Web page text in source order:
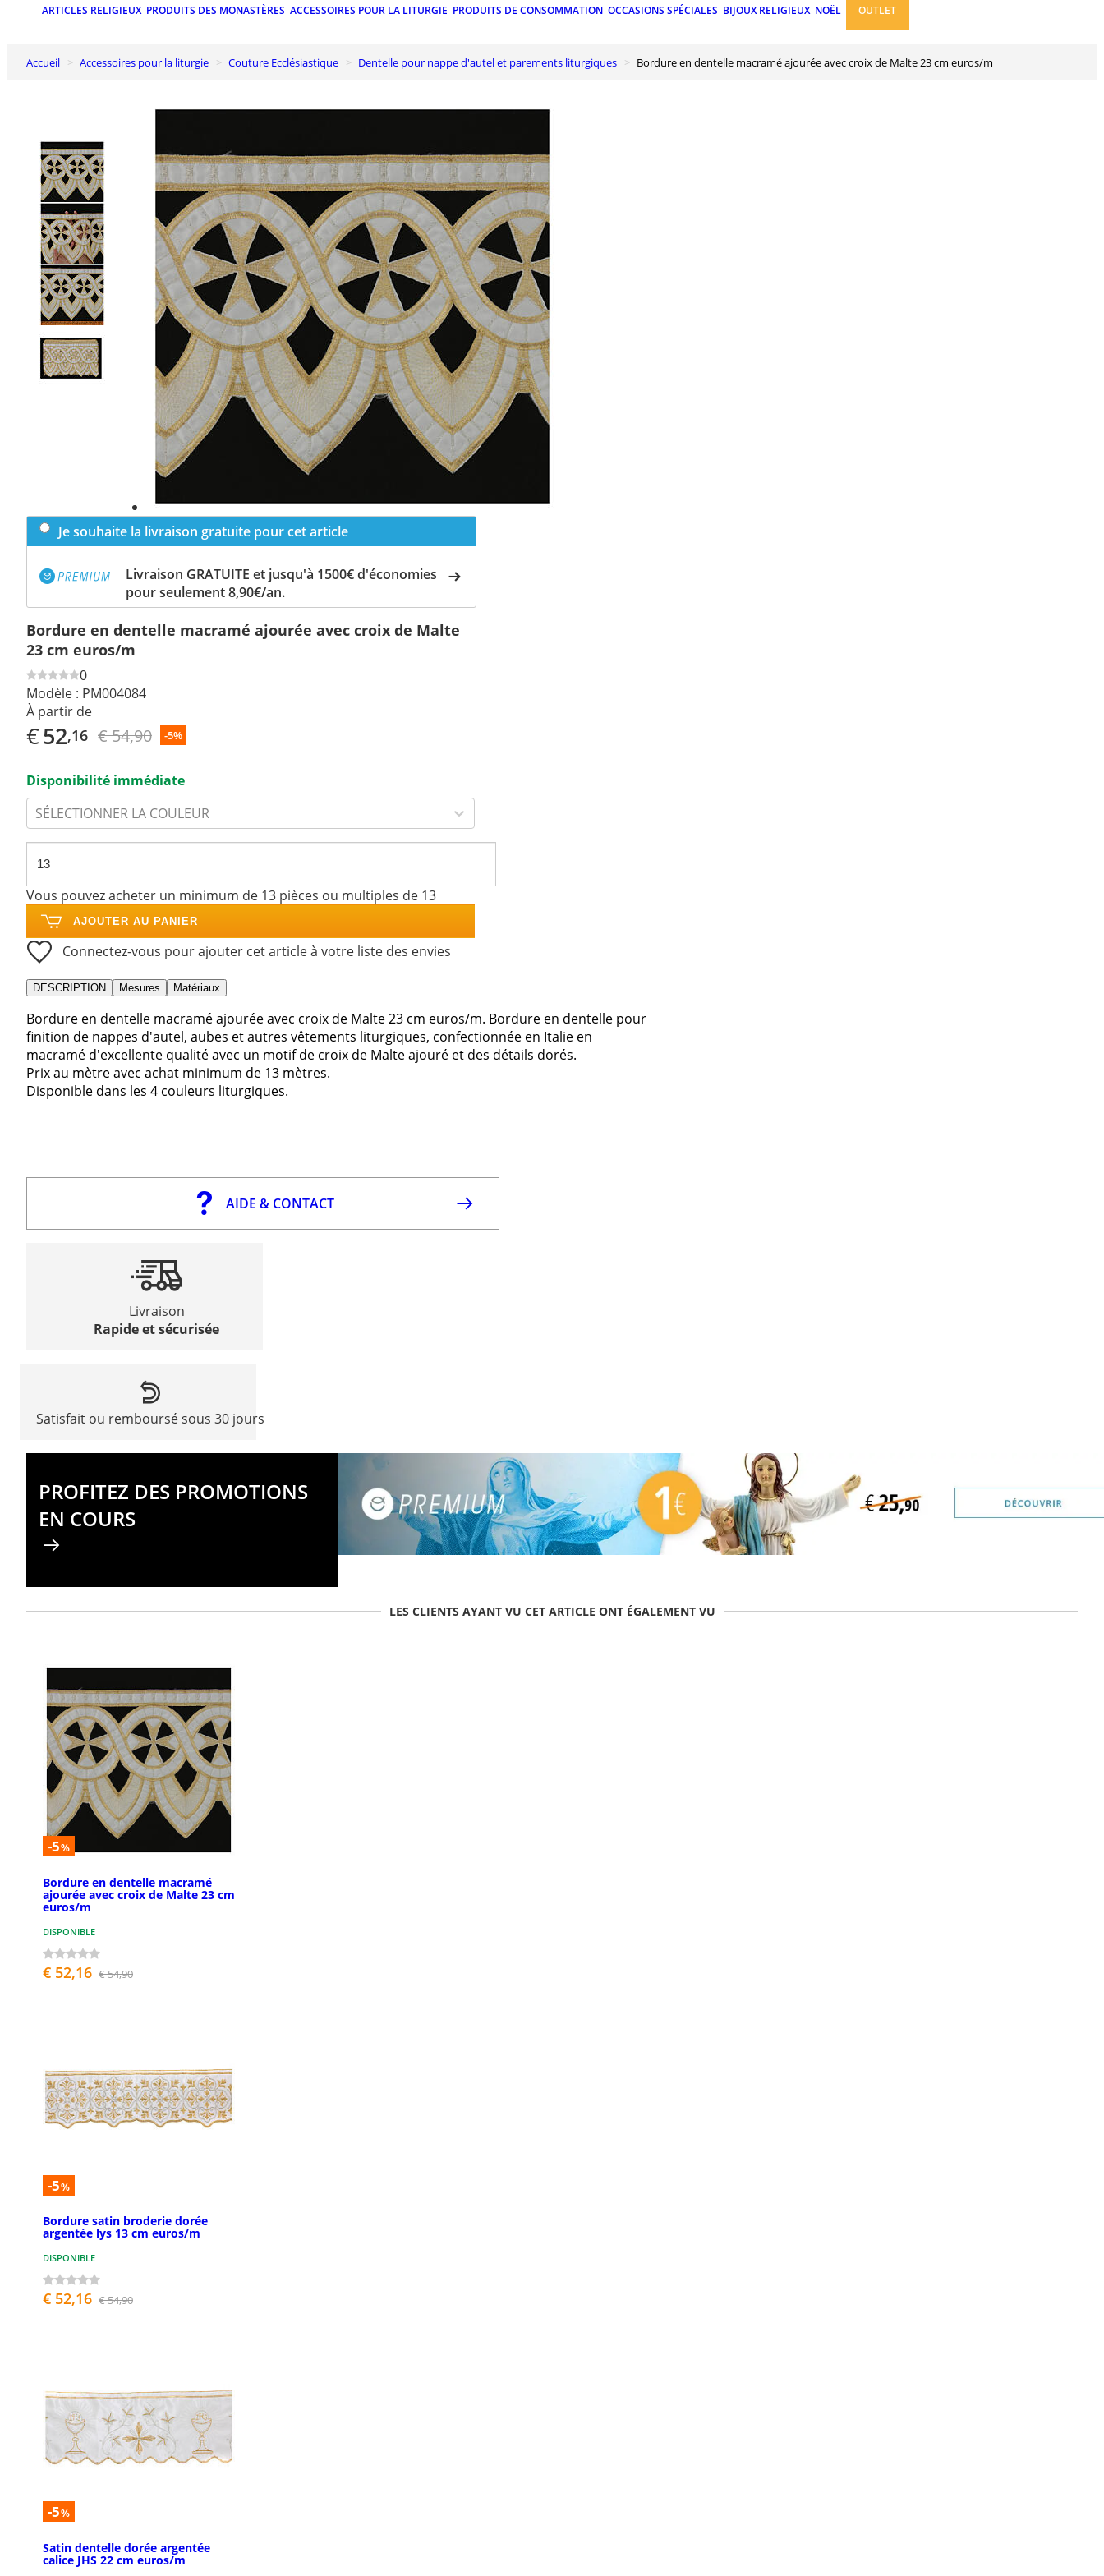
ARTICLES RELIGIEUX PRODUITS DES MONASTÈRES ACCESSOIRES POUR LA LITURGIE PRODUITS DE CONSOMMATION OCCASIONS SPÉCIALES BIJOUX RELIGIEUX NOËL OUTLET
Accueil Accessoires pour la liturgie Couture Ecclésiastique Dentelle pour nappe d'autel et parements liturgiques Bordure en dentelle macramé ajourée avec croix de Malte 23 cm euros/m
Je souhaite la livraison gratuite pour cet article
Livraison GRATUITE et jusqu'à 1500€ d'économies
pour seulement 8,90€/an.
Bordure en dentelle macramé ajourée avec croix de Malte
23 cm euros/m
0
Modèle : PM004084
À partir de
€52,16 € 54,90 -5%
Disponibilité immédiate
SÉLECTIONNER LA COULEUR
Vous pouvez acheter un minimum de 13 pièces ou multiples de 13
AJOUTER AU PANIER
Connectez-vous pour ajouter cet article à votre liste des envies
DESCRIPTION Mesures Matériaux
Bordure en dentelle macramé ajourée avec croix de Malte 23 cm euros/m. Bordure en dentelle pour
finition de nappes d'autel, aubes et autres vêtements liturgiques, confectionnée en Italie en
macramé d'excellente qualité avec un motif de croix de Malte ajouré et des détails dorés.
Prix au mètre avec achat minimum de 13 mètres.
Disponible dans les 4 couleurs liturgiques.
AIDE & CONTACT
Livraison
Rapide et sécurisée
Satisfait ou remboursé sous 30 jours
PROFITEZ DES PROMOTIONS
EN COURS
LES CLIENTS AYANT VU CET ARTICLE ONT ÉGALEMENT VU
-5%
Bordure en dentelle macramé
ajourée avec croix de Malte 23 cm
euros/m
DISPONIBLE
€ 52,16 € 54,90
-5%
Bordure satin broderie dorée
argentée lys 13 cm euros/m
DISPONIBLE
€ 52,16 € 54,90
-5%
Satin dentelle dorée argentée
calice JHS 22 cm euros/m